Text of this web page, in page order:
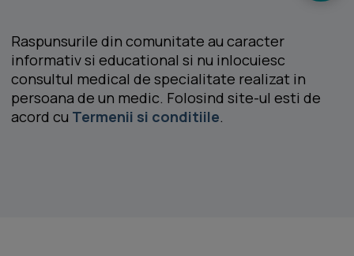
Raspunsurile din comunitate au caracter
informativ si educational si nu inlocuiesc
consultul medical de specialitate realizat in
persoana de un medic. Folosind site-ul esti de
acord cu Termenii si conditiile.